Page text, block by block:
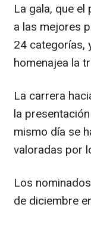
La gala, que
a las mejores
24 categorías,
homenajea la
La carrera
la
mismo día se
valoradas por
Los
de diciembre